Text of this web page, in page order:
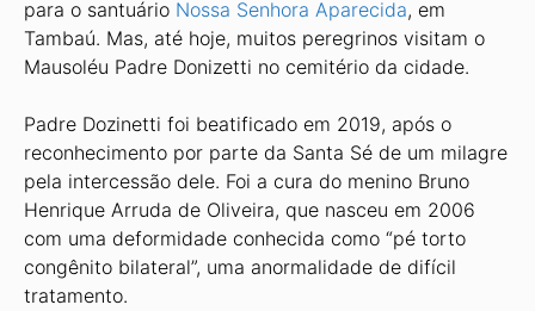
para o santuário Nossa Senhora Aparecida, em
Tambaú. Mas, até hoje, muitos peregrinos visitam o
Mausoléu Padre Donizetti no cemitério da cidade.
Padre Dozinetti foi beatificado em 2019, após o
reconhecimento por parte da Santa Sé de um milagre
pela intercessão dele. Foi a cura do menino Bruno
Henrique Arruda de Oliveira, que nasceu em 2006
com uma deformidade conhecida como “pé torto
congênito bilateral”, uma anormalidade de difícil
tratamento.